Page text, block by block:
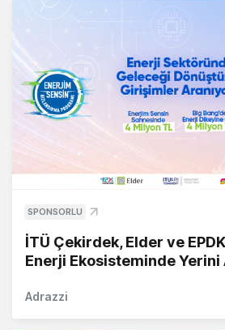
SPONSORLU
İTÜ Çekirdek, Elder ve
Enerji Ekosisteminde Yerini
Adrazzi